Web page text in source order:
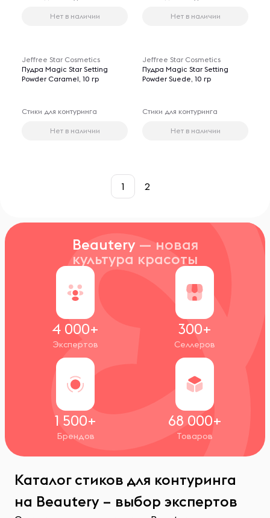
Нет в наличии Нет в наличии
Jeffree Star Cosmetics
Пудра Magic Star Setting
Powder Caramel, 10 гр
Стики для контуринга
Нет в наличии
Jeffree Star Cosmetics
Пудра Magic Star Setting
Powder Suede, 10 гр
Стики для контуринга
Нет в наличии
1 2
Beautery — новая
культура красоты
4 000+
Экспертов
300+
Селлеров
1 500+
Брендов
68 000+
Товаров
Каталог стиков для контуринга
на Beautery – выбор экспертов